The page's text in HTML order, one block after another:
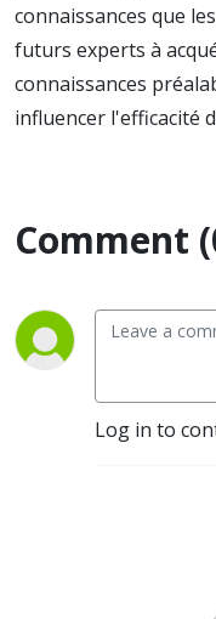
connaissances que
futurs experts à
connaissances
influencer l'efficacité
Comment
Log in to